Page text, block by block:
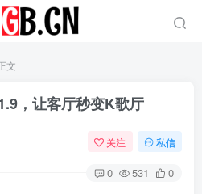
文
，让客厅秒变K歌厅
关注 私信
0 531 0